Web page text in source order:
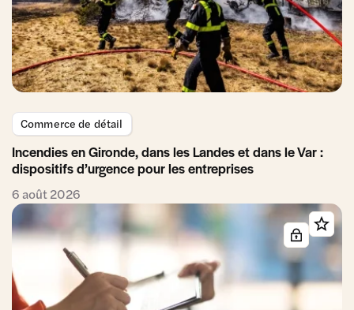
Commerce de détail
Incendies en Gironde, dans les Landes et dans le Var :
dispositifs d’urgence pour les entreprises
6 août 2026